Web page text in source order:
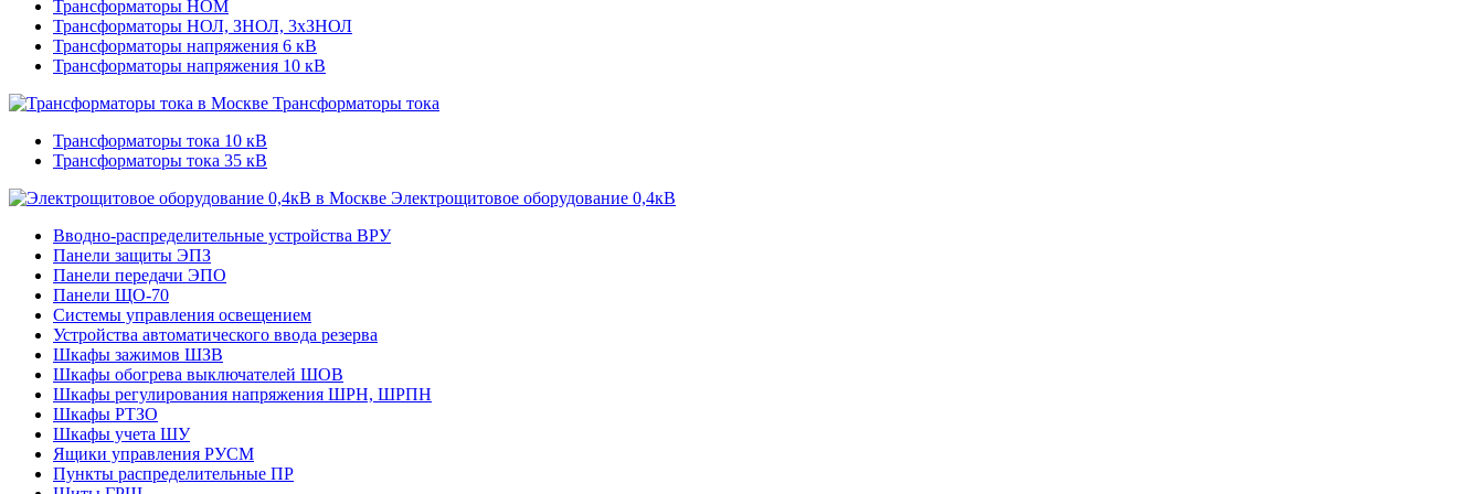
Трансформаторы НОМ
Трансформаторы НОЛ, ЗНОЛ, 3хЗНОЛ
Трансформаторы напряжения 6 кВ
Трансформаторы напряжения 10 кВ
Трансформаторы тока
Трансформаторы тока 10 кВ
Трансформаторы тока 35 кВ
Электрощитовое оборудование 0,4кВ
Вводно-распределительные устройства ВРУ
Панели защиты ЭПЗ
Панели передачи ЭПО
Панели ЩО-70
Системы управления освещением
Устройства автоматического ввода резерва
Шкафы зажимов ШЗВ
Шкафы обогрева выключателей ШОВ
Шкафы регулирования напряжения ШРН, ШРПН
Шкафы РТЗО
Шкафы учета ШУ
Ящики управления РУСМ
Пункты распределительные ПР